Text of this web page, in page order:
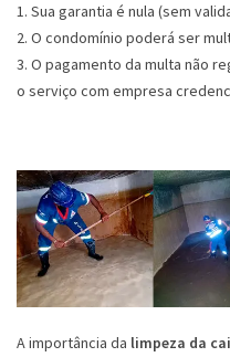
1. Sua garantia é nula (sem
2. O condomínio poderá ser
3. O pagamento da multa não
o serviço com empresa
A importância da limpeza da